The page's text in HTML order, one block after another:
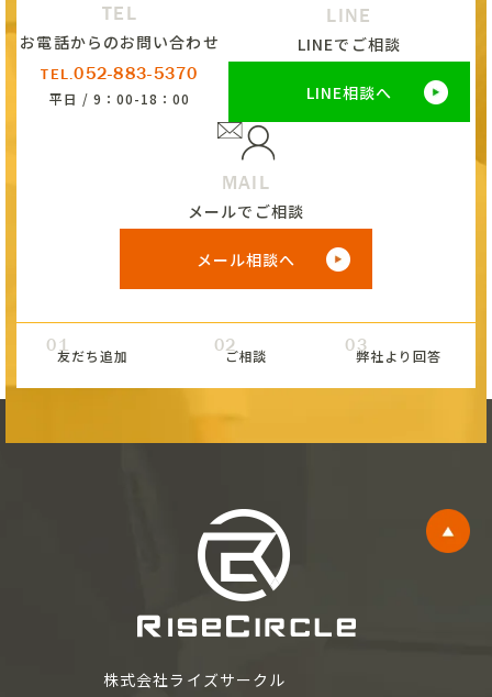
TEL
お電話からのお問い合わせ
TEL.052-883-5370
平日 / 9：00-18：00
LINE
LINEでご相談
LINE相談へ
MAIL
メールでご相談
メール相談へ
01友だち追加 02ご相談 03弊社より回答
株式会社ライズサークル